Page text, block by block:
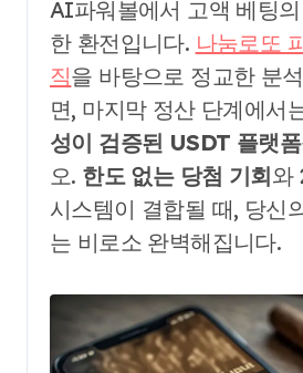
AI파워볼에서 고액 베팅
한 환전입니다. 나눔로또
직을 바탕으로 정교한 분
면, 마지막 정산 단계에서
성이 검증된 USDT 플랫폼
오. 한도 없는 당첨 기회와
시스템이 결합될 때, 당신
는 비로소 완벽해집니다.